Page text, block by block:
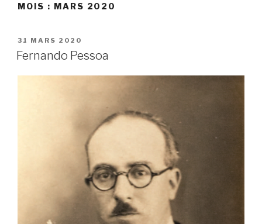
MOIS : MARS 2020
PUBLIÉ
LE
31 MARS 2020
Fernando Pessoa